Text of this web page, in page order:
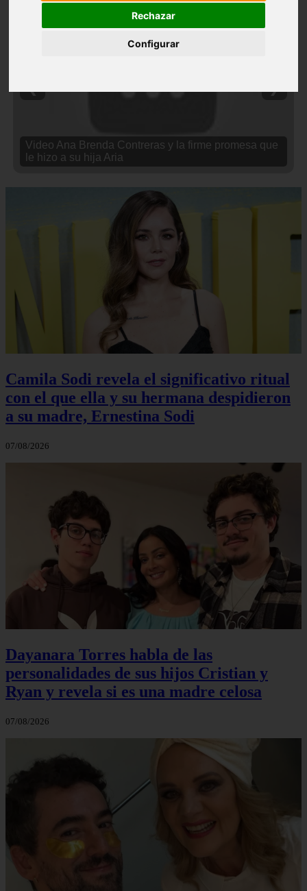
Rechazar
Configurar
Video Ana Brenda Contreras y la firme promesa que
le hizo a su hija Aria
Camila Sodi revela el significativo ritual
con el que ella y su hermana despidieron
a su madre, Ernestina Sodi
07/08/2026
Dayanara Torres habla de las
personalidades de sus hijos Cristian y
Ryan y revela si es una madre celosa
07/08/2026